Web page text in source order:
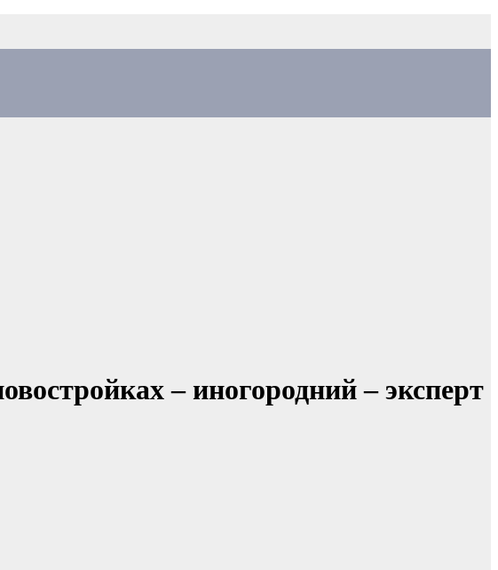
– иногородний – эксперт